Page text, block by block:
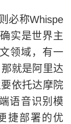
必称Whispe
实是世界主
领域，有一
就是阿里达
依托达摩院
语音识别模
捷部署的优